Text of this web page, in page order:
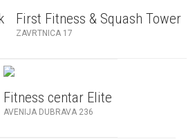
First Fitness & Squash Tower
ZAVRTNICA 17
Fitness centar Elite
AVENIJA DUBRAVA 236